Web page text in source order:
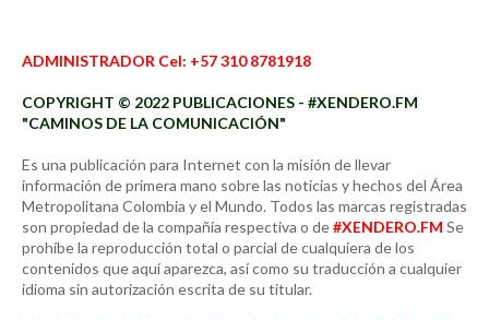
ADMINISTRADOR Cel: +57 310 8781918
COPYRIGHT © 2022 PUBLICACIONES - #XENDERO.FM
"CAMINOS DE LA COMUNICACIÓN"
Es una publicación para Internet con la misión de llevar
información de primera mano sobre las noticias y hechos del Área
Metropolitana Colombia y el Mundo. Todos las marcas registradas
son propiedad de la compañía respectiva o de#XENDERO.FM Se
prohíbe la reproducción total o parcial de cualquiera de los
contenidos que aquí aparezca, así como su traducción a cualquier
idioma sin autorización escrita de su titular.